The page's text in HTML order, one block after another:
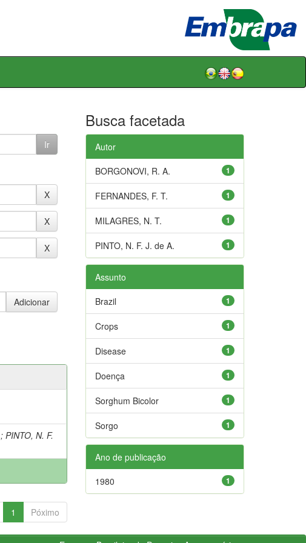
;PINTO, N. F.
1 Póximo
Busca facetada
Autor
1
BORGONOVI, R. A.
1
FERNANDES, F. T.
1
MILAGRES, N. T.
1
PINTO, N. F. J. de A.
Assunto
1
Brazil
1
Crops
1
Disease
1
Doença
1
Sorghum Bicolor
1
Sorgo
Ano de publicação
1
1980